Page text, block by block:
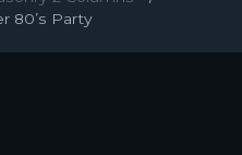
80’s Party